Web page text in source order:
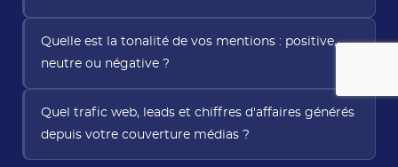
Quelle est la tonalité de vos mentions : positive,
neutre ou négative ?
Quel trafic web, leads et chiffres d'affaires générés
depuis votre couverture médias ?